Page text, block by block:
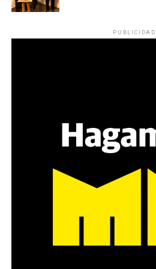
reparten lienzos con los ojos
es a través del interrogante, que
pregunta», comparte Gonzalo,
PUBLICIDAD